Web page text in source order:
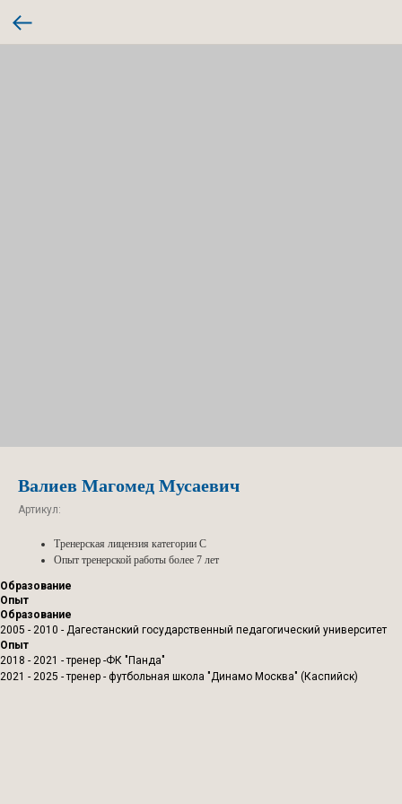
Валиев Магомед Мусаевич
Артикул:
Тренерская лицензия категории С
Опыт тренерской работы более 7 лет
Образование
Опыт
Образование
2005 - 2010 - Дагестанский государственный педагогический университет
Опыт
2018 - 2021 - тренер -ФК "Панда"
2021 - 2025 - тренер - футбольная школа "Динамо Москва" (Каспийск)